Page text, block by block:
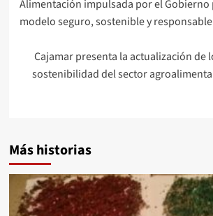
entradas
Alimentación impulsada por el
modelo seguro, sostenible y
Cajamar presenta la actualización de
sostenibilidad del sector
Más historias